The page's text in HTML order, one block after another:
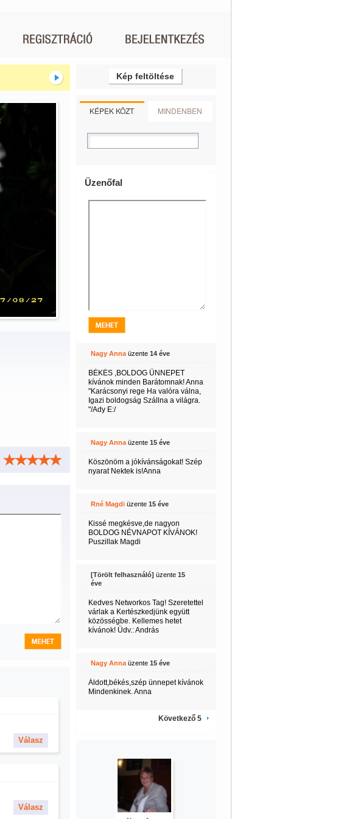
Válasz
Válasz
Kép feltöltése
KÉPEK KÖZT MINDENBEN
Üzenőfal
Nagy Annaüzente 14 éve
BÉKÉS ,BOLDOG ÜNNEPET
kívánok minden Barátomnak! Anna
"Karácsonyi rege Ha valóra válna,
Igazi boldogság Szállna a világra.
"/Ady E:/
Nagy Annaüzente 15 éve
Köszönöm a jókívánságokat! Szép
nyarat Nektek is!Anna
Rné Magdiüzente 15 éve
Kissé megkésve,de nagyon
BOLDOG NÉVNAPOT KÍVÁNOK!
Puszillak Magdi
[Törölt felhasználó] üzente 15
éve
Kedves Networkos Tag! Szeretettel
várlak a Kertészkedjünk együtt
közösségbe. Kellemes hetet
kívánok! Üdv.: András
Nagy Annaüzente 15 éve
Áldott,békés,szép ünnepet kívánok
Mindenkinek. Anna
Következő 5